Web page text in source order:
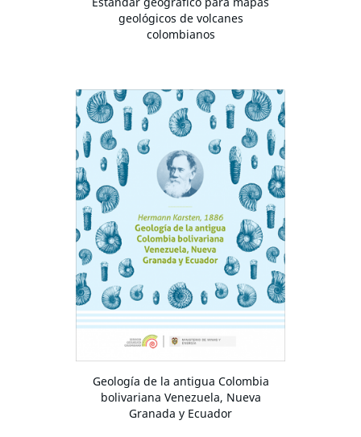
geológicos de volcanes
colombianos
Geología de la antigua Colombia
bolivariana Venezuela, Nueva
Granada y Ecuador